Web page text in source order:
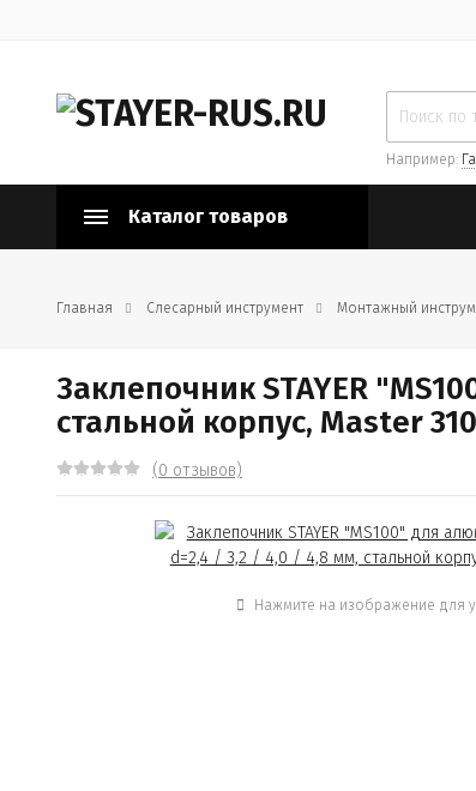
Например:
Каталог товаров
Главная Слесарный инструмент Монтажный
Заклепочник STAYER
стальной корпус, Master
(0 отзывов)
Нажмите на изображение для